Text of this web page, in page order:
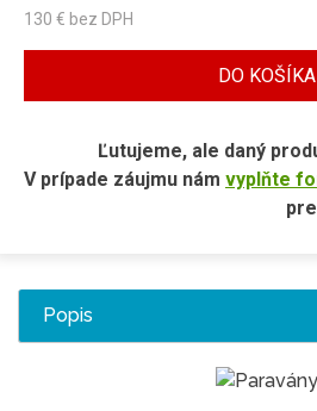
130 € bez DPH
DO KOŠÍKA
Ľutujeme, ale daný
V prípade záujmu nám vyplňte
Popis